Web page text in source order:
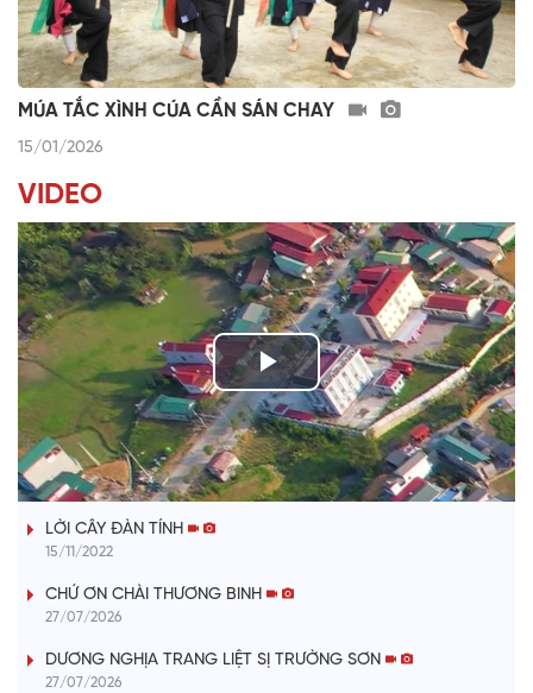
MÚA TẮC XÌNH CÚA CẦN SÁN CHAY
15/01/2026
VIDEO
P
l
a
V
i
TIẾNG TÍNH QUÊ HƯƠNG
LỜI CÂY ĐÀN TÍNH
15/11/2022
CHỨ ƠN CHÀI THƯƠNG BINH
27/07/2026
DƯƠNG NGHỊA TRANG LIỆT SỊ TRƯỜNG SƠN
27/07/2026